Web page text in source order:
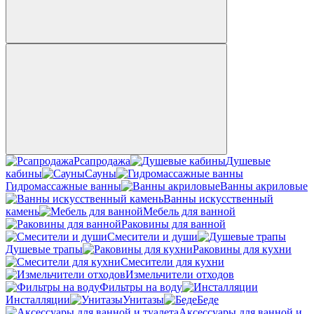
Рсапродажа
Душевые
кабины
Сауны
Гидромассажные ванны
Ванны акриловые
Ванны искусственный
камень
Мебель для ванной
Раковины для ванной
Смесители и души
Душевые трапы
Раковины для кухни
Смесители для кухни
Измельчители отходов
Фильтры на воду
Инсталляции
Унитазы
Беде